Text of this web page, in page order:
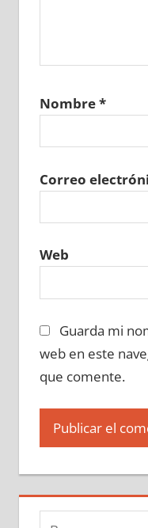
Nombre*
Correo
Web
Guarda mi
web en este
que comente.